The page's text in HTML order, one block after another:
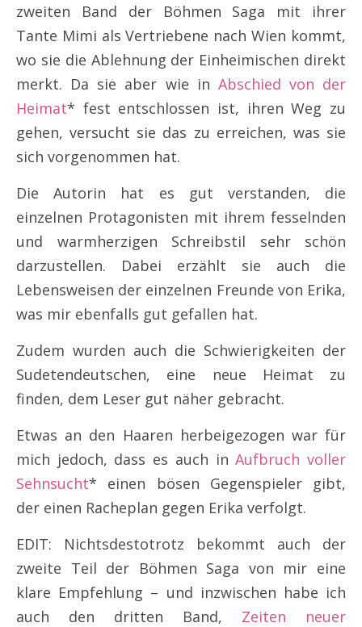
zweiten Band der Böhmen Saga mit ihrer
Tante Mimi als Vertriebene nach Wien kommt,
wo sie die Ablehnung der Einheimischen direkt
merkt. Da sie aber wie in Abschied von der
Heimat* fest entschlossen ist, ihren Weg zu
gehen, versucht sie das zu erreichen, was sie
sich vorgenommen hat.
Die Autorin hat es gut verstanden, die
einzelnen Protagonisten mit ihrem fesselnden
und warmherzigen Schreibstil sehr schön
darzustellen. Dabei erzählt sie auch die
Lebensweisen der einzelnen Freunde von Erika,
was mir ebenfalls gut gefallen hat.
Zudem wurden auch die Schwierigkeiten der
Sudetendeutschen, eine neue Heimat zu
finden, dem Leser gut näher gebracht.
Etwas an den Haaren herbeigezogen war für
mich jedoch, dass es auch inAufbruch voller
Sehnsucht* einen bösen Gegenspieler gibt,
der einen Racheplan gegen Erika verfolgt.
EDIT: Nichtsdestotrotz bekommt auch der
zweite Teil der Böhmen Saga von mir eine
klare Empfehlung – und inzwischen habe ich
auch den dritten Band, Zeiten neuer